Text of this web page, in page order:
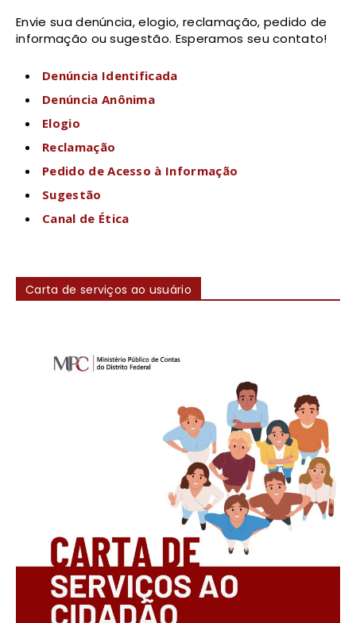
Envie sua denúncia, elogio, reclamação, pedido de
informação ou sugestão. Esperamos seu contato!
Denúncia Identificada
Denúncia Anônima
Elogio
Reclamação
Pedido de Acesso à Informação
Sugestão
Canal de Ética
Carta de serviços ao usuário